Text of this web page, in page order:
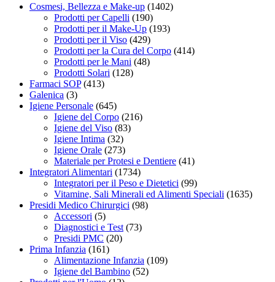
Cosmesi, Bellezza e Make-up (1402)
Prodotti per Capelli (190)
Prodotti per il Make-Up (193)
Prodotti per il Viso (429)
Prodotti per la Cura del Corpo (414)
Prodotti per le Mani (48)
Prodotti Solari (128)
Farmaci SOP (413)
Galenica (3)
Igiene Personale (645)
Igiene del Corpo (216)
Igiene del Viso (83)
Igiene Intima (32)
Igiene Orale (273)
Materiale per Protesi e Dentiere (41)
Integratori Alimentari (1734)
Integratori per il Peso e Dietetici (99)
Vitamine, Sali Minerali ed Alimenti Speciali (1635)
Presidi Medico Chirurgici (98)
Accessori (5)
Diagnostici e Test (73)
Presidi PMC (20)
Prima Infanzia (161)
Alimentazione Infanzia (109)
Igiene del Bambino (52)